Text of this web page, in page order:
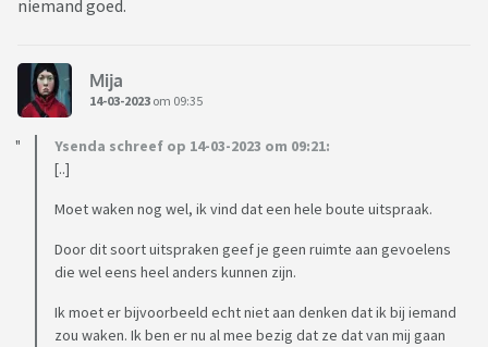
niemand goed.
Mija
14-03-2023 om 09:35
Ysenda schreef op 14-03-2023 om 09:21:
[..]
Moet waken nog wel, ik vind dat een hele boute uitspraak.
Door dit soort uitspraken geef je geen ruimte aan gevoelens
die wel eens heel anders kunnen zijn.
Ik moet er bijvoorbeeld echt niet aan denken dat ik bij iemand
zou waken. Ik ben er nu al mee bezig dat ze dat van mij gaan